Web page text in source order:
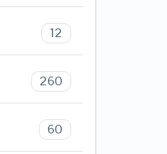
12
260
60